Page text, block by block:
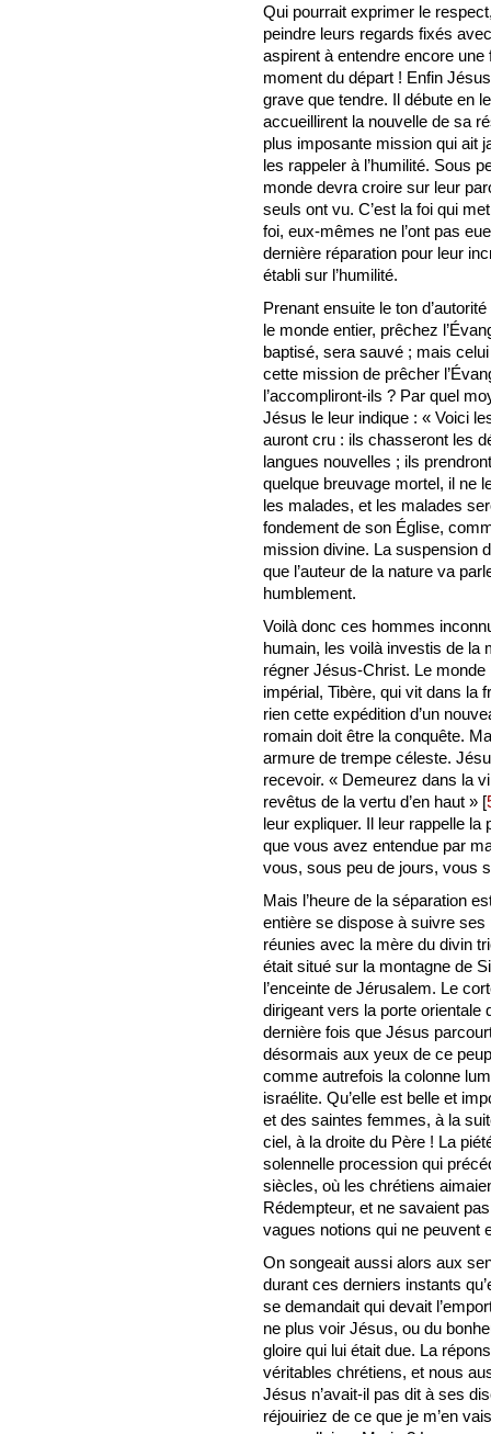
Qui pourrait exprimer le
peindre leurs regards fixés
aspirent à entendre encore
moment du départ ! Enfin
grave que tendre. Il débute en
accueillirent la nouvelle de sa
plus imposante mission qui ait
les rappeler à l’humilité. Sous
monde devra croire sur leur
seuls ont vu. C’est la foi qui
foi, eux-mêmes ne l’ont pas
dernière réparation pour leur
établi sur l’humilité.
Prenant ensuite le ton
le monde entier, prêchez
baptisé, sera sauvé ; mais
cette mission de prêcher
l’accompliront-ils ? Par quel
Jésus le leur indique : « Voici
auront cru : ils chasseront les
langues nouvelles ; ils
quelque breuvage mortel, il ne
les malades, et les malades
fondement de son Église,
mission divine. La suspension
que l’auteur de la nature va
humblement.
Voilà donc ces hommes
humain, les voilà investis de la
régner Jésus-Christ. Le monde
impérial, Tibère, qui vit dans la
rien cette expédition d’un
romain doit être la conquête.
armure de trempe céleste.
recevoir. « Demeurez dans la
revêtus de la vertu d’en haut » [
leur expliquer. Il leur rappelle
que vous avez entendue par
vous, sous peu de jours, vous
Mais l’heure de la séparation
entière se dispose à suivre
réunies avec la mère du divin
était situé sur la montagne de
l’enceinte de Jérusalem. Le
dirigeant vers la porte orientale
dernière fois que Jésus
désormais aux yeux de ce
comme autrefois la colonne
israélite. Qu’elle est belle et
et des saintes femmes, à la
ciel, à la droite du Père ! La
solennelle procession qui
siècles, où les chrétiens
Rédempteur, et ne savaient
vagues notions qui ne peuvent
On songeait aussi alors aux
durant ces derniers instants
se demandait qui devait
ne plus voir Jésus, ou du
gloire qui lui était due. La
véritables chrétiens, et nous
Jésus n’avait-il pas dit à ses
réjouiriez de ce que je m’en